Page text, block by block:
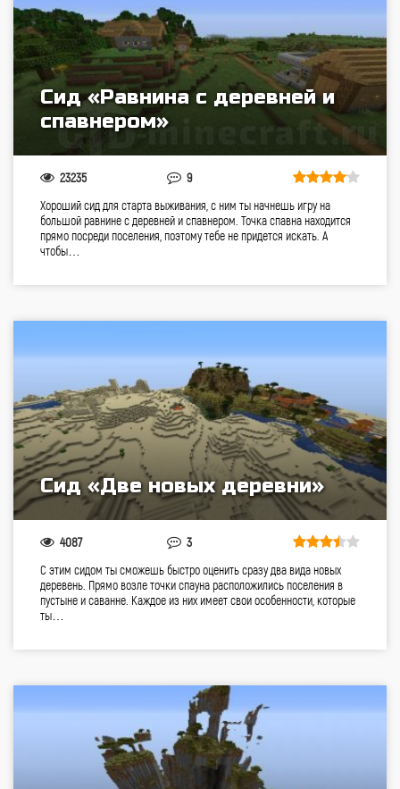
Сид «Равнина с деревней и
спавнером»
23235 9
Хороший сид для старта выживания, с ним ты начнешь игру на
большой равнине с деревней и спавнером. Точка спавна находится
прямо посреди поселения, поэтому тебе не придется искать. А
чтобы…
Сид «Две новых деревни»
4087 3
С этим сидом ты сможешь быстро оценить сразу два вида новых
деревень. Прямо возле точки спауна расположились поселения в
пустыне и саванне. Каждое из них имеет свои особенности, которые
ты…